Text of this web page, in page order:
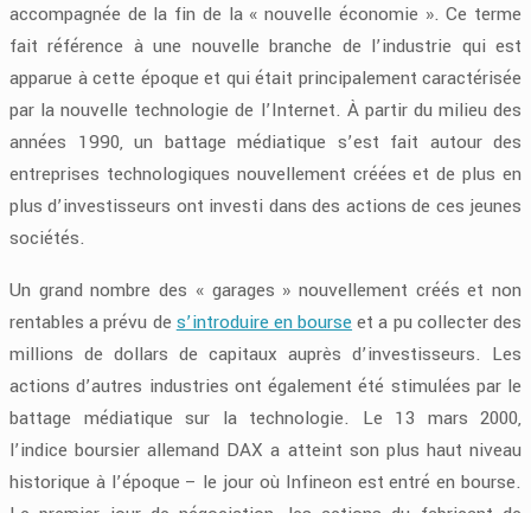
accompagnée de la fin de la « nouvelle économie ». Ce terme
fait référence à une nouvelle branche de l’industrie qui est
apparue à cette époque et qui était principalement caractérisée
par la nouvelle technologie de l’Internet. À partir du milieu des
années 1990, un battage médiatique s’est fait autour des
entreprises technologiques nouvellement créées et de plus en
plus d’investisseurs ont investi dans des actions de ces jeunes
sociétés.
Un grand nombre des « garages » nouvellement créés et non
rentables a prévu des’introduire en bourseet a pu collecter des
millions de dollars de capitaux auprès d’investisseurs. Les
actions d’autres industries ont également été stimulées par le
battage médiatique sur la technologie. Le 13 mars 2000,
l’indice boursier allemand DAX a atteint son plus haut niveau
historique à l’époque – le jour où Infineon est entré en bourse.